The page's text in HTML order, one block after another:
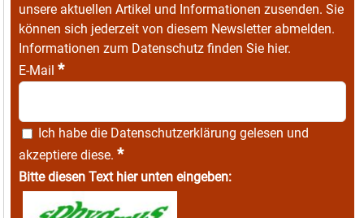
unsere aktuellen Artikel und Informationen zusenden. Sie
können sich jederzeit von diesem Newsletter abmelden.
Informationen zum Datenschutz finden Sie hier.
E-Mail *
Ich habe die Datenschutzerklärung gelesen und
akzeptiere diese. *
Bitte diesen Text hier unten eingeben: